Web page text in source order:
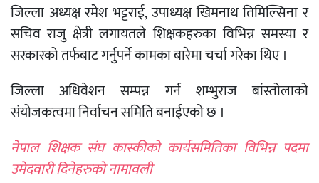
जिल्ला अध्यक्ष रमेश भट्टराई, उपाध्यक्ष खिमनाथ तिमिल्सिना र
सचिव राजु क्षेत्री लगायतले शिक्षकहरुका विभिन्न समस्या र
सरकारको तर्फबाट गर्नुपर्ने कामका बारेमा चर्चा गरेका थिए ।
जिल्ला अधिवेशन सम्पन्न गर्न शम्भुराज बांस्तोलाको
संयोजकत्वमा निर्वाचन समिति बनाईएको छ ।
नेपाल शिक्षक संघ कास्कीको कार्यसमितिका विभिन्न पदमा
उमेदवारी दिनेहरुको नामावली